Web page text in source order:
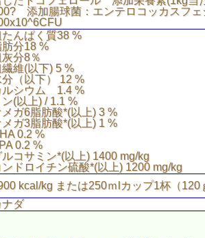
添加腸球菌：エンテロコッカスフェ
たんぱく質38 %
肪分18 %
灰分8％
繊維(以下) 5 %
分（以下） 12 %
ルシウム 1.4 %
ン(以上) / 1.1 %
メガ6脂肪酸*(以上) 3 %
メガ3脂肪酸*(以上) 1 %
0.2 %
0.2 %
ルコサミン*(以上) 1400 mg/kg
ンドロイチン硫酸*(以上) 1200 mg/kg
kcal/kg または250ｍlカップ1杯（120
ナダ